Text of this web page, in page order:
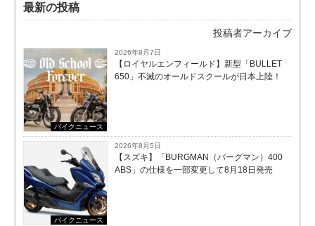
最新の投稿
投稿者アーカイブ
バイクニュース
2026年8月7日
【ロイヤルエンフィールド】新型「BULLET
650」不滅のオールドスクールが⽇本上陸！
バイクニュース
2026年8月5日
【スズキ】「BURGMAN（バーグマン）400
ABS」の仕様を一部変更して8月18日発売